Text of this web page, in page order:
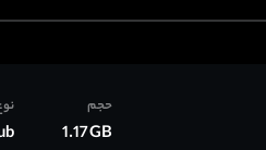
حجم
1.17 GB